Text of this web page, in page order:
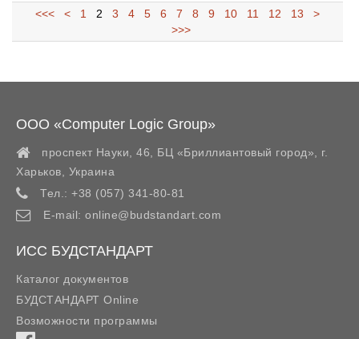
<<< < 1 2 3 4 5 6 7 8 9 10 11 12 13
>
>>>
ООО «Computer Logic Group»
проспект Науки, 46, БЦ «Бриллиантовый город»,
г.
Харьков
Украина
Тел.: +38 (057) 341-80-81
E-mail: online@budstandart.com
ИСС БУДСТАНДАРТ
Каталог документов
БУДСТАНДАРТ Online
Возможности программы